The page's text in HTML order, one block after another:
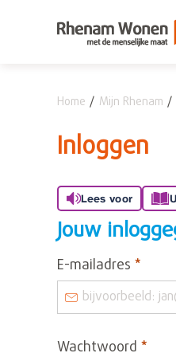
Naar de homepage
Home Mijn Rhenam
Inloggen
Lees voor
Jouw
E-mailadres *
Wachtwoord *